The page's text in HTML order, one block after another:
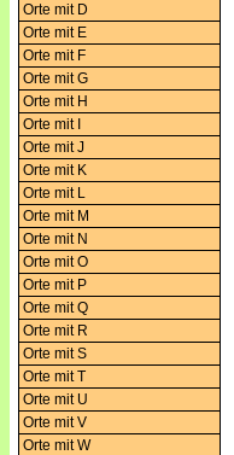
Orte mit D
Orte mit E
Orte mit F
Orte mit G
Orte mit H
Orte mit I
Orte mit J
Orte mit K
Orte mit L
Orte mit M
Orte mit N
Orte mit O
Orte mit P
Orte mit Q
Orte mit R
Orte mit S
Orte mit T
Orte mit U
Orte mit V
Orte mit W